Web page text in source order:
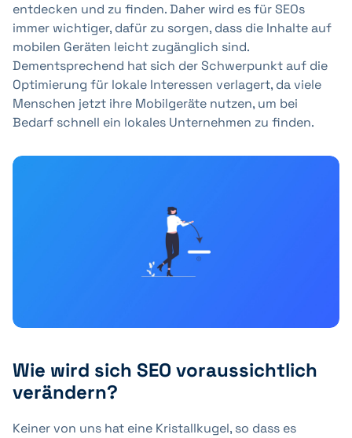
entdecken und zu finden. Daher wird es für SEOs
immer wichtiger, dafür zu sorgen, dass die Inhalte auf
mobilen Geräten leicht zugänglich sind.
Dementsprechend hat sich der Schwerpunkt auf die
Optimierung für lokale Interessen verlagert, da viele
Menschen jetzt ihre Mobilgeräte nutzen, um bei
Bedarf schnell ein lokales Unternehmen zu finden.
Wie wird sich SEO voraussichtlich
verändern?
Keiner von uns hat eine Kristallkugel, so dass es